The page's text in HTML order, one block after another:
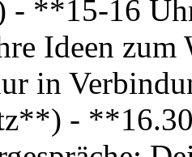
- **15-16
Ideen zum
in
-